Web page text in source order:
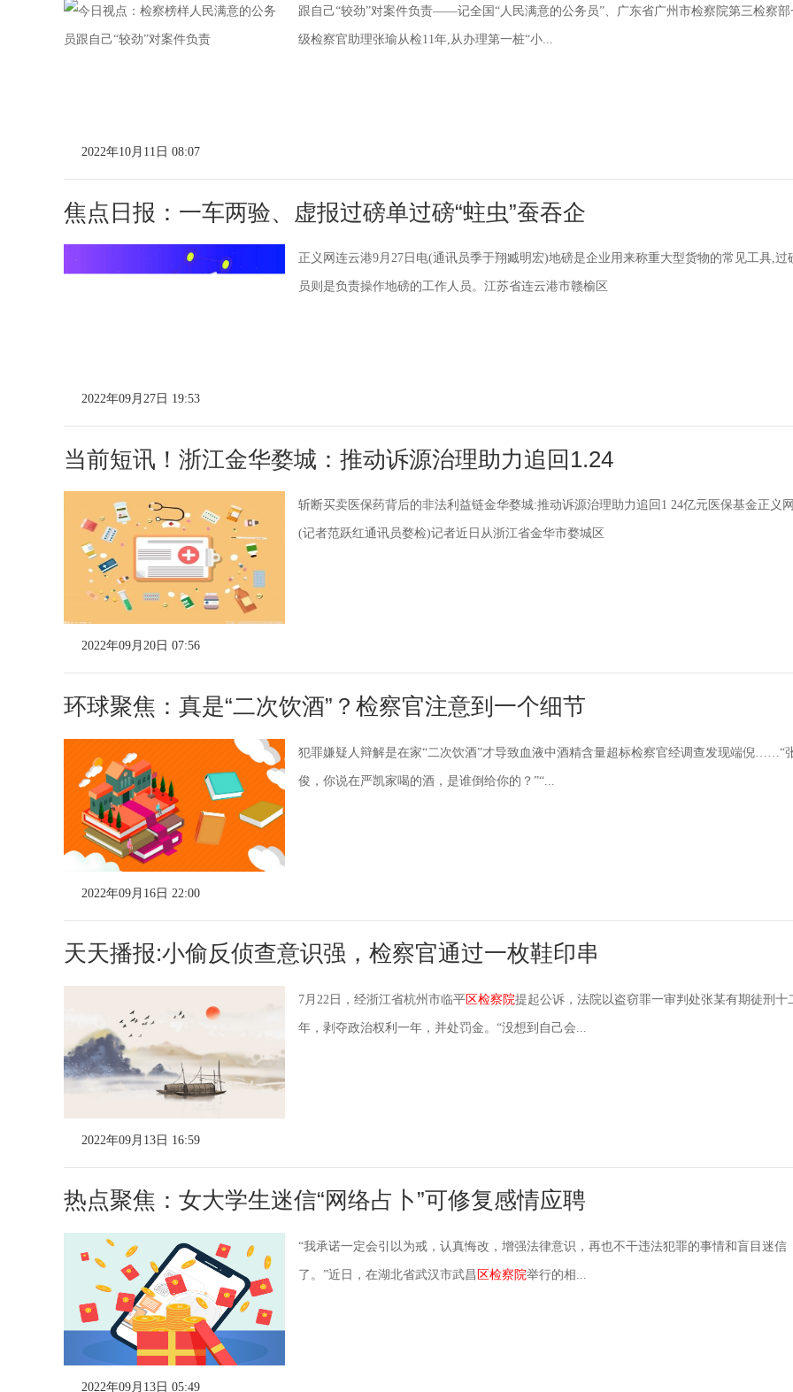
跟自己“较劲”对案件负责——记全国“人民满意的公务员”、广东省广州市检察院第三检察部
级检察官助理张瑜从检11年,从办理第一桩“小...
2022年10月11日 08:07
焦点日报：一车两验、虚报过磅单过磅“蛀虫”蚕吞企
正义网连云港9月27日电(通讯员季于翔臧明宏)地磅是企业用来称重大型货物的常见工具,过
员则是负责操作地磅的工作人员。江苏省连云港市赣榆区
2022年09月27日 19:53
当前短讯！浙江金华婺城：推动诉源治理助力追回1.24
斩断买卖医保药背后的非法利益链金华婺城:推动诉源治理助力追回1 24亿元医保基金正义
(记者范跃红通讯员婺检)记者近日从浙江省金华市婺城区
2022年09月20日 07:56
环球聚焦：真是“二次饮酒”？检察官注意到一个细节
犯罪嫌疑人辩解是在家“二次饮酒”才导致血液中酒精含量超标检察官经调查发现端倪……“
俊，你说在严凯家喝的酒，是谁倒给你的？”“...
2022年09月16日 22:00
天天播报:小偷反侦查意识强，检察官通过一枚鞋印串
7月22日，经浙江省杭州市临平区检察院提起公诉，法院以盗窃罪一审判处张某有期徒刑十
年，剥夺政治权利一年，并处罚金。“没想到自己会...
2022年09月13日 16:59
热点聚焦：女大学生迷信“网络占卜”可修复感情应聘
“我承诺一定会引以为戒，认真悔改，增强法律意识，再也不干违法犯罪的事情和盲目迷信
了。”近日，在湖北省武汉市武昌 区检察院举行的相...
2022年09月13日 05:49